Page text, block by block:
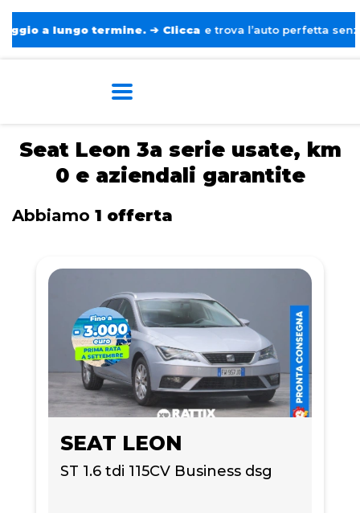
a lungo termine. ➔ Clicca e trova l’auto perfetta senza
Seat Leon 3a serie usate, km
0 e aziendali garantite
Abbiamo 1 offerta
SEAT LEON
ST 1.6 tdi 115CV Business dsg